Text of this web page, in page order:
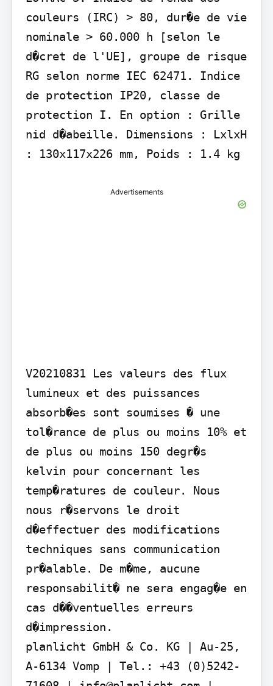
couleurs (IRC) > 80, dur�e de vie
nominale > 60.000 h [selon le
d�cret de l'UE], groupe de risque
RG selon norme IEC 62471. Indice
de protection IP20, classe de
protection I. En option : Grille
nid d�abeille. Dimensions : LxlxH
: 130x117x226 mm, Poids : 1.4 kg
Advertisements
V20210831 Les valeurs des flux
lumineux et des puissances
absorb�es sont soumises � une
tol�rance de plus ou moins 10% et
de plus ou moins 150 degr�s
kelvin pour concernant les
temp�ratures de couleur. Nous
nous r�servons le droit
d�effectuer des modifications
techniques sans communication
pr�alable. De m�me, aucune
responsabilit� ne sera engag�e en
cas d��ventuelles erreurs
d�impression.
planlicht GmbH & Co. KG | Au-25,
A-6134 Vomp | Tel.: +43 (0)5242-